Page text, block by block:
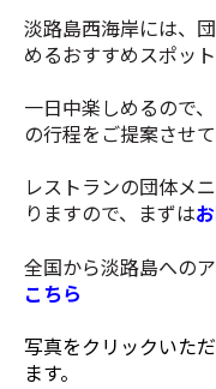
淡路島西海岸には、
めるおすすめスポッ
一日中楽しめるので
の行程をご提案させて
レストランの団体メ
りますので、まずは
全国から淡路島への
こちら
写真をクリックいた
ます。